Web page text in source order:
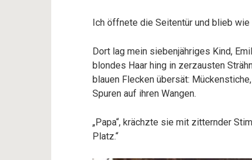
Ich öffnete die Seitentür und blieb wie
Dort lag mein siebenjähriges Kind,
blondes Haar hing in zerzausten
blauen Flecken übersät:
Spuren auf ihren Wangen.
„Papa“, krächzte sie mit zitternder
Platz.“